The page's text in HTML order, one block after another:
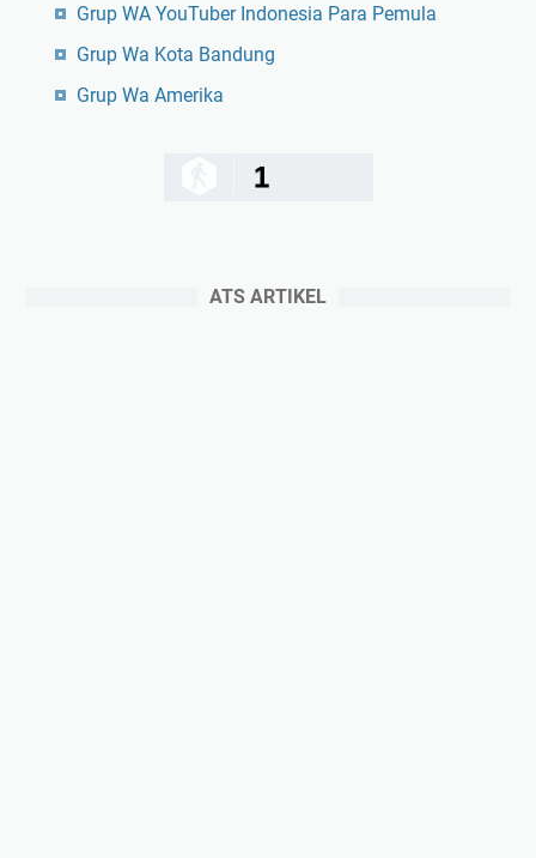
Grup WA YouTuber Indonesia Para Pemula
Grup Wa Kota Bandung
Grup Wa Amerika
1
ATS ARTIKEL